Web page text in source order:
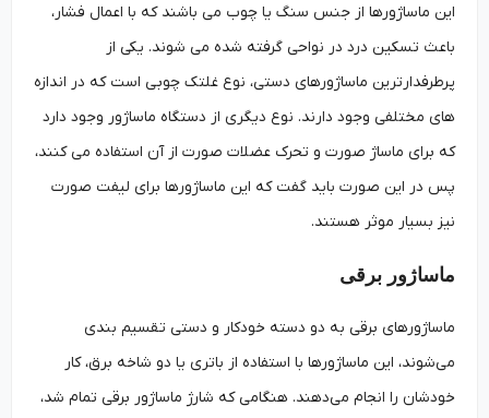
این ماساژورها از جنس سنگ یا چوب می باشند که با اعمال فشار،
باعث تسکین درد در نواحی گرفته شده می شوند. یکی از
پرطرفدارترین ماساژورهای دستی، نوع غلتک چوبی است که در اندازه
های مختلفی وجود دارند. نوع دیگری از دستگاه ماساژور وجود دارد
که برای ماساژ صورت و تحرک عضلات صورت از آن استفاده می کنند،
پس در این صورت باید گفت که این ماساژورها برای لیفت صورت
نیز بسیار موثر هستند.
ماساژور برقی
ماساژورهای برقی به دو دسته خودکار و دستی تقسیم بندی
می‌شوند، این ماساژورها با استفاده از باتری یا دو شاخه برق، کار
خودشان را انجام می‌دهند. هنگامی که شارژ ماساژور برقی تمام شد،